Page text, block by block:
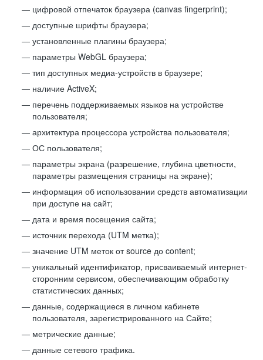
цифровой отпечаток браузера (canvas fingerprint);
доступные шрифты браузера;
установленные плагины браузера;
параметры WebGL браузера;
тип доступных медиа-устройств в браузере;
наличие ActiveX;
перечень поддерживаемых языков на устройстве
пользователя;
архитектура процессора устройства пользователя;
ОС пользователя;
параметры экрана (разрешение, глубина цветности,
параметры размещения страницы на экране);
информация об использовании средств автоматизации
при доступе на сайт;
дата и время посещения сайта;
источник перехода (UTM метка);
значение UTM меток от source до content;
уникальный идентификатор, присваиваемый интернет-
сторонним сервисом, обеспечивающим обработку
статистических данных;
данные, содержащиеся в личном кабинете
пользователя, зарегистрированного на Сайте;
метрические данные;
данные сетевого трафика.